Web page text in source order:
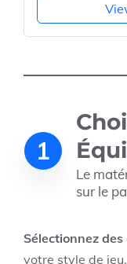
1
Le
sur le
Sélectionnez
votre style de